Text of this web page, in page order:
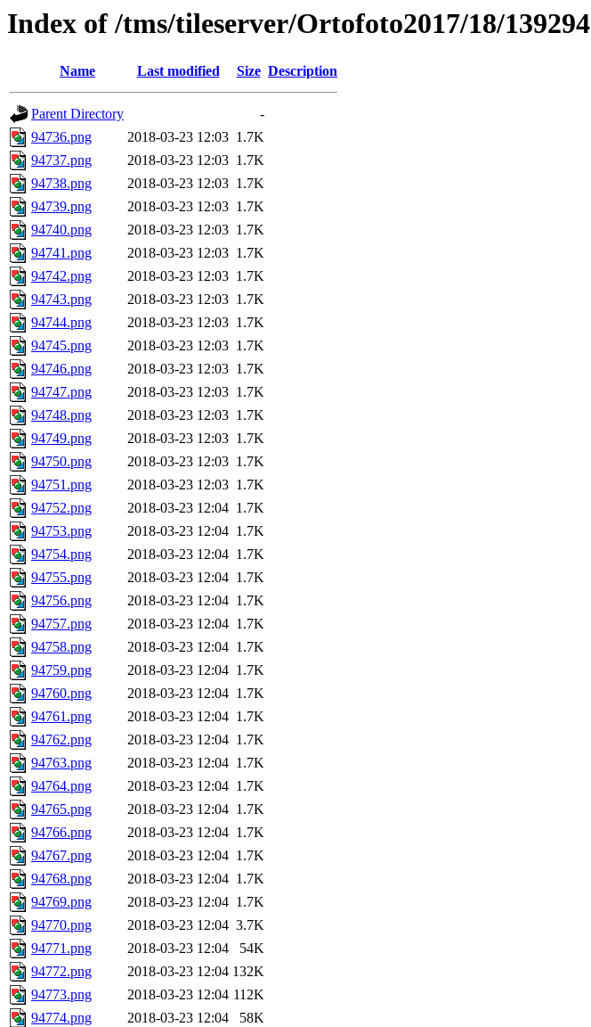
Index of /tms/tileserver/Ortofoto2017/18/139294
Name Last modified Size Description
Parent Directory
-
94736.png
2018-03-23 12:03 1.7K
94737.png
2018-03-23 12:03 1.7K
94738.png
2018-03-23 12:03 1.7K
94739.png
2018-03-23 12:03 1.7K
94740.png
2018-03-23 12:03 1.7K
94741.png
2018-03-23 12:03 1.7K
94742.png
2018-03-23 12:03 1.7K
94743.png
2018-03-23 12:03 1.7K
94744.png
2018-03-23 12:03 1.7K
94745.png
2018-03-23 12:03 1.7K
94746.png
2018-03-23 12:03 1.7K
94747.png
2018-03-23 12:03 1.7K
94748.png
2018-03-23 12:03 1.7K
94749.png
2018-03-23 12:03 1.7K
94750.png
2018-03-23 12:03 1.7K
94751.png
2018-03-23 12:03 1.7K
94752.png
2018-03-23 12:04 1.7K
94753.png
2018-03-23 12:04 1.7K
94754.png
2018-03-23 12:04 1.7K
94755.png
2018-03-23 12:04 1.7K
94756.png
2018-03-23 12:04 1.7K
94757.png
2018-03-23 12:04 1.7K
94758.png
2018-03-23 12:04 1.7K
94759.png
2018-03-23 12:04 1.7K
94760.png
2018-03-23 12:04 1.7K
94761.png
2018-03-23 12:04 1.7K
94762.png
2018-03-23 12:04 1.7K
94763.png
2018-03-23 12:04 1.7K
94764.png
2018-03-23 12:04 1.7K
94765.png
2018-03-23 12:04 1.7K
94766.png
2018-03-23 12:04 1.7K
94767.png
2018-03-23 12:04 1.7K
94768.png
2018-03-23 12:04 1.7K
94769.png
2018-03-23 12:04 1.7K
94770.png
2018-03-23 12:04 3.7K
94771.png
2018-03-23 12:04
54K
94772.png
2018-03-23 12:04 132K
94773.png
2018-03-23 12:04 112K
94774.png
2018-03-23 12:04
58K